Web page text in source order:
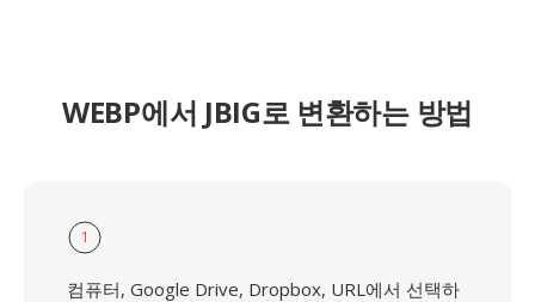
WEBP에서 JBIG로 변환하는 방법
1
컴퓨터, Google Drive, Dropbox, URL에서 선택하